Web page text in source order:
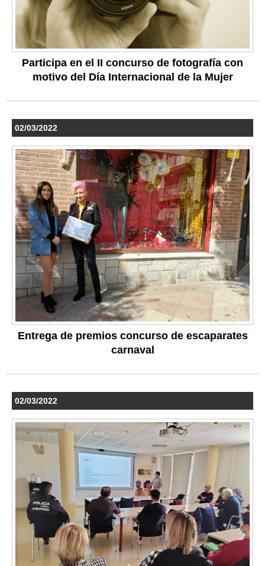
Participa en el II concurso de fotografía con
motivo del Día Internacional de la Mujer
02/03/2022
Entrega de premios concurso de escaparates
carnaval
02/03/2022